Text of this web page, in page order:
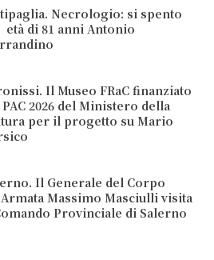
Necrologio: si spento
di 81 anni Antonio
Il Museo FRaC finanziato
PAC 2026 del Ministero della
per il progetto su Mario
Il Generale del Corpo
Massimo Masciulli visita
Provinciale di Salerno